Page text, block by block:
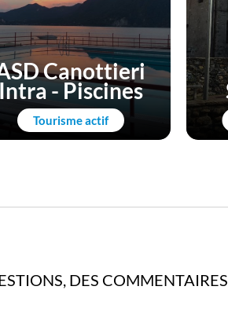
Tourisme actif
Canottieri
- Piscines
DES